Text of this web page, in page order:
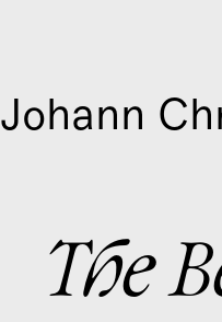
Johann
The